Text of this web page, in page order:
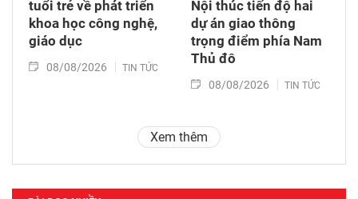
tuổi trẻ về phát triển
khoa học công nghệ,
giáo dục
08/08/2026 TIN TỨC
Nội thúc tiến độ hai
dự án giao thông
trọng điểm phía Nam
Thủ đô
08/08/2026 TIN TỨC
Xem thêm